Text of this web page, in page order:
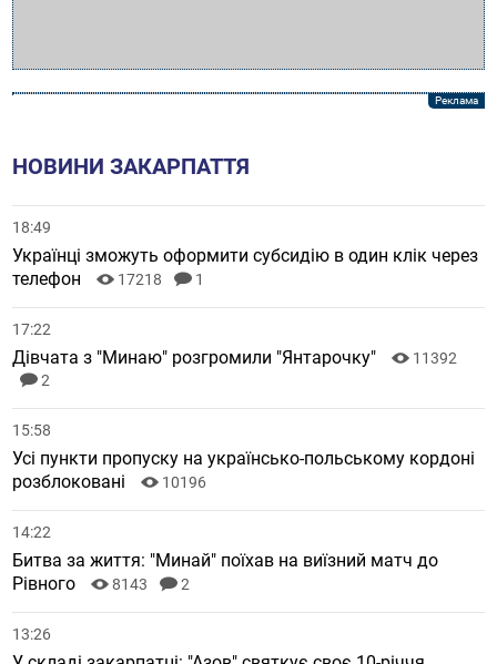
НОВИНИ ЗАКАРПАТТЯ
18:49
Українці зможуть оформити субсидію в один клік через
телефон
17218 1
17:22
Дівчата з "Минаю" розгромили "Янтарочку"
11392
2
15:58
Усі пункти пропуску на українсько-польському кордоні
розблоковані
10196
14:22
Битва за життя: "Минай" поїхав на виїзний матч до
Рівного
8143 2
13:26